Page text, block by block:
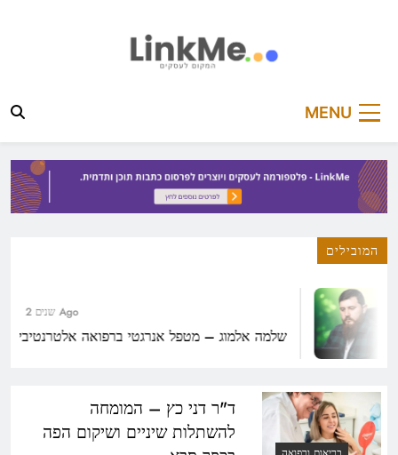
MENU
המובילים
2 שנים Ago
שלמה אלמוג – מטפל אנרגטי ברפואה אלטרנטיבית
ד"ר דני כץ – המומחה
להשתלות שיניים ושיקום הפה